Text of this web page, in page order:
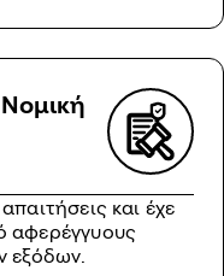
και έχε
αφερέγγυους
εξόδων.